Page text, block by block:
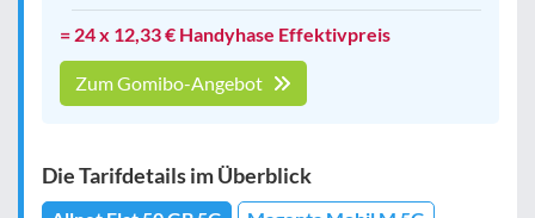
= 24 x 12,33 € Handyhase Effektivpreis
Zum Gomibo-Angebot
Die Tarifdetails im Überblick